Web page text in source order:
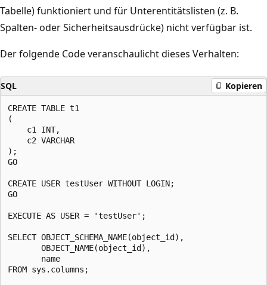
Tabelle) funktioniert und für Unterentitätslisten (z. B.
Spalten- oder Sicherheitsausdrücke) nicht verfügbar ist.
Der folgende Code veranschaulicht dieses Verhalten:
SQL Kopieren
CREATE TABLE t1
(
    c1 INT,
    c2 VARCHAR
);
GO
CREATE USER testUser WITHOUT LOGIN;
GO
EXECUTE AS USER = 'testUser';
SELECT OBJECT_SCHEMA_NAME(object_id),
       OBJECT_NAME(object_id),
       name
FROM sys.columns;